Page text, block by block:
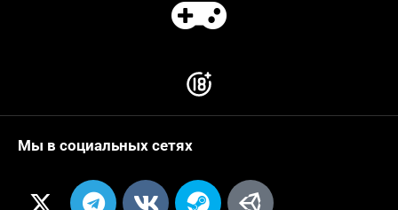
Мы в социальных сетях